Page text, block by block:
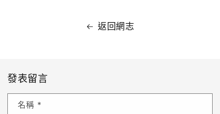
返回網志
發表留言
名稱 *